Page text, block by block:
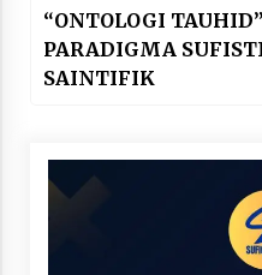
“ONTOLOGI
PARADIGMA
SAINTIFIK